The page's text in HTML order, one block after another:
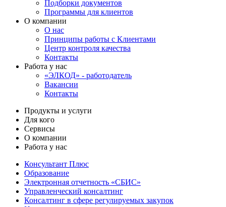
Подборки документов
Программы для клиентов
О компании
О нас
Принципы работы с Клиентами
Центр контроля качества
Контакты
Работа у нас
«ЭЛКОД» - работодатель
Вакансии
Контакты
Продукты и услуги
Для кого
Сервисы
О компании
Работа у нас
Консультант Плюс
Образование
Электронная отчетность «СБИС»
Управленческий консалтинг
Консалтинг в сфере регулируемых закупок